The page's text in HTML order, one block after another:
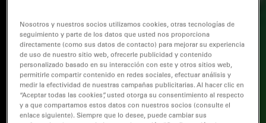
Nosotros y nuestros socios utilizamos cookies, otras tecnologías de
seguimiento y parte de los datos que usted nos proporciona
directamente (como sus datos de contacto) para mejorar su experiencia
de uso de nuestro sitio web, ofrecerle publicidad y contenido
personalizado basado en su interacción con este y otros sitios web,
permitirle compartir contenido en redes sociales, efectuar análisis y
medir la efectividad de nuestras campañas publicitarias. Al hacer clic en
“Aceptar todas las cookies”, usted otorga su consentimiento al respecto
y a que compartamos estos datos con nuestros socios (consulte el
enlace siguiente). Siempre que lo desee, puede cambiar sus